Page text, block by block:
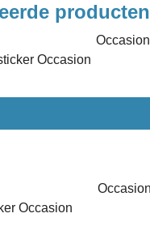
producten
Occasion
Occasion